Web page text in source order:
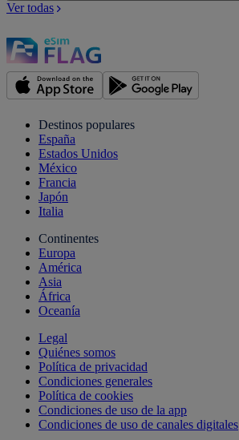
Ver todas
Destinos populares
España
Estados Unidos
México
Francia
Japón
Italia
Continentes
Europa
América
Asia
África
Oceanía
Legal
Quiénes somos
Política de privacidad
Condiciones generales
Política de cookies
Condiciones de uso de la app
Condiciones de uso de canales digitales